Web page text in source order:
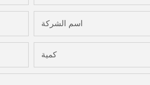
اسم الشركة
كمية